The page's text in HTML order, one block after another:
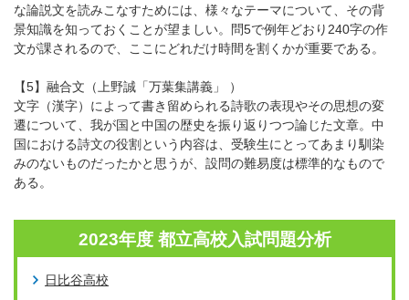
な論説文を読みこなすためには、様々なテーマについて、その背
景知識を知っておくことが望ましい。問5で例年どおり240字の作
文が課されるので、ここにどれだけ時間を割くかが重要である。
【5】融合文（上野誠「万葉集講義」 ）
文字（漢字）によって書き留められる詩歌の表現やその思想の変
遷について、我が国と中国の歴史を振り返りつつ論じた文章。中
国における詩文の役割という内容は、受験生にとってあまり馴染
みのないものだったかと思うが、設問の難易度は標準的なもので
ある。
2023年度 都立高校入試問題分析
日比谷高校